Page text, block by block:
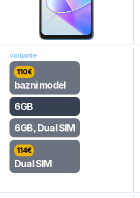
varijante
110€
bazni model
6GB
6GB, Dual SIM
114€
Dual SIM